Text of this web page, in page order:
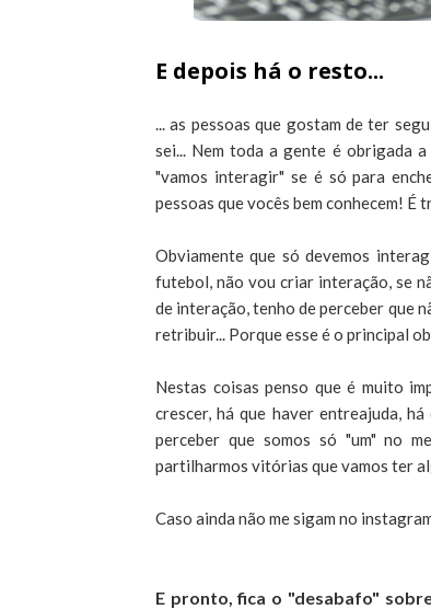
E depois há o resto...
... as pessoas que gostam de ter
sei... Nem toda a gente é obrigada
"vamos interagir" se é só para
pessoas que vocês bem conhecem!
Obviamente que só devemos
futebol, não vou criar interação, se
de interação, tenho de perceber que
retribuir... Porque esse é o principal
Nestas coisas penso que é muito
crescer, há que haver entreajuda,
perceber que somos só "um" no
partilharmos vitórias que vamos ter
Caso ainda não me sigam no
E pronto, fica o "desabafo"